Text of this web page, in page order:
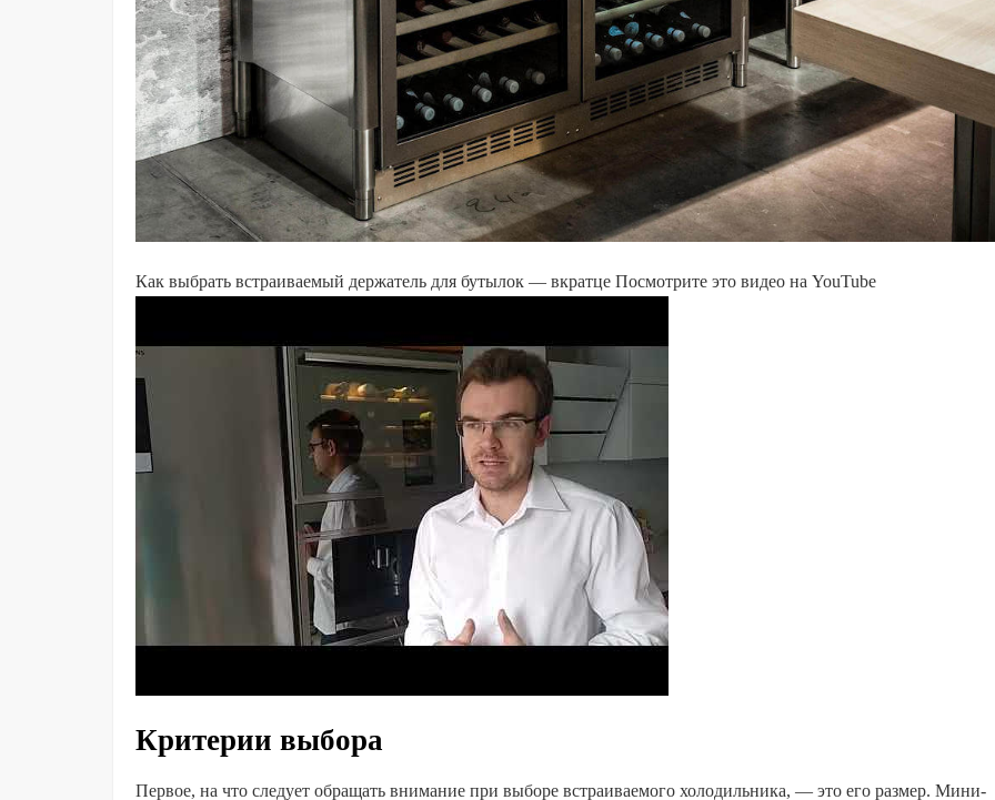
Как выбрать встраиваемый держатель для бутылок — вкратце Посмотрите это видео на YouTube
Критерии выбора
Первое, на что следует обращать внимание при выборе встраиваемого холодильника, — это его размер. Мини-